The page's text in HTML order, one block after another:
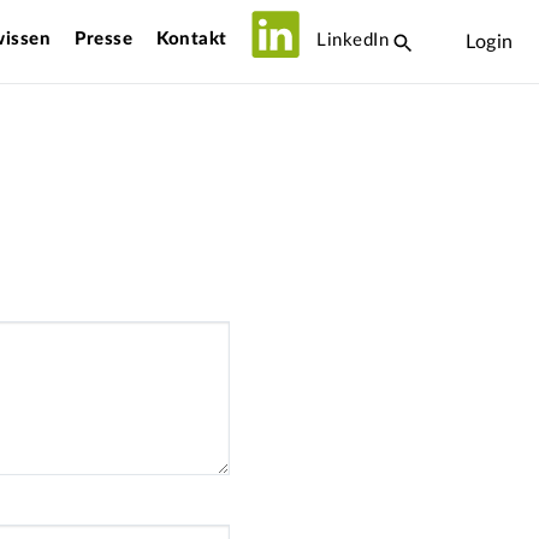
Login
Presse Kontakt LinkedIn